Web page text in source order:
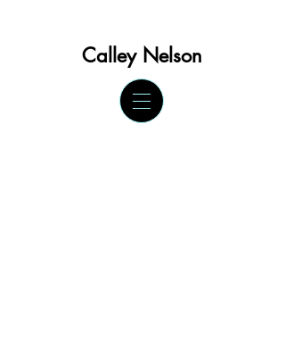
Calley Nelson